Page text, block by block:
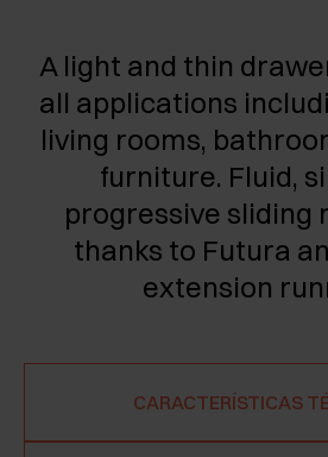
A light and thin
all applications
living rooms,
furniture. Fluid,
progressive sliding
thanks to Futura
extension
CARACTERÍSTICAS